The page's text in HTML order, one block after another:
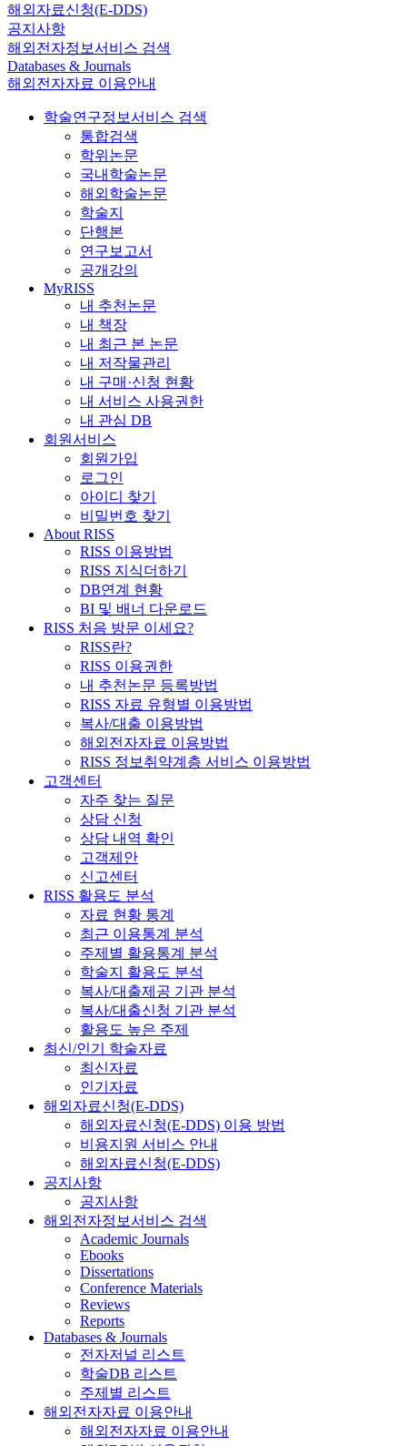
해외자료신청(E-DDS)
공지사항
해외전자정보서비스 검색
Databases & Journals
해외전자자료 이용안내
학술연구정보서비스 검색
통합검색
학위논문
국내학술논문
해외학술논문
학술지
단행본
연구보고서
공개강의
MyRISS
내 추천논문
내 책장
내 최근 본 논문
내 저작물관리
내 구매·신청 현황
내 서비스 사용권한
내 관심 DB
회원서비스
회원가입
로그인
아이디 찾기
비밀번호 찾기
About RISS
RISS 이용방법
RISS 지식더하기
DB연계 현황
BI 및 배너 다운로드
RISS 처음 방문 이세요?
RISS란?
RISS 이용권한
내 추천논문 등록방법
RISS 자료 유형별 이용방법
복사/대출 이용방법
해외전자자료 이용방법
RISS 정보취약계층 서비스 이용방법
고객센터
자주 찾는 질문
상담 신청
상담 내역 확인
고객제안
신고센터
RISS 활용도 분석
자료 현황 통계
최근 이용통계 분석
주제별 활용통계 분석
학술지 활용도 분석
복사/대출제공 기관 분석
복사/대출신청 기관 분석
활용도 높은 주제
최신/인기 학술자료
최신자료
인기자료
해외자료신청(E-DDS)
해외자료신청(E-DDS) 이용 방법
비용지원 서비스 안내
해외자료신청(E-DDS)
공지사항
공지사항
해외전자정보서비스 검색
Academic Journals
Ebooks
Dissertations
Conference Materials
Reviews
Reports
Databases & Journals
전자저널 리스트
학술DB 리스트
주제별 리스트
해외전자자료 이용안내
해외전자자료 이용안내